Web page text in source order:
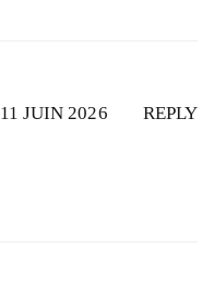
REPLY
11 JUIN 2026